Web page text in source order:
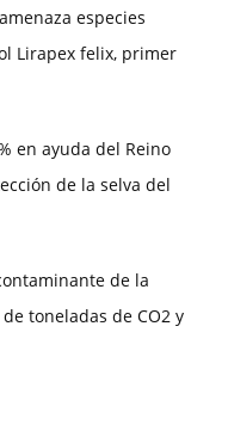
especies
Lirapex felix, primer
en ayuda del Reino
de la selva del
de la
toneladas de CO2 y